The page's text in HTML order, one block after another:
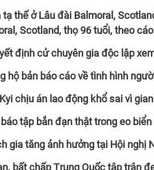
tạ thế ở Lâu đài Balmoral,
Scotland, thọ 96 tuổi, theo
định cử chuyên gia độc lập
hộ bản báo cáo về tình hình
chịu án lao động khổ sai vì
tập bắn đạn thật trong eo
gia tăng ảnh hưởng tại Hội nghị
bất chấp Trung Quốc tập trận